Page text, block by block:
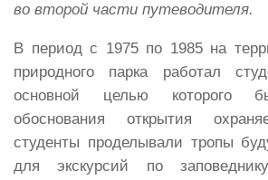
во второй части путеводителя.
В период с 1975 по 1985 на
природного парка работал
основной целью которого
обоснования открытия
студенты проделывали тропы
для экскурсий по